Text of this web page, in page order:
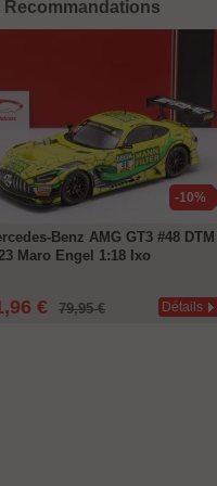
Recommandations
-10%
Benz AMG GT3 #48 DTM
Maro Engel 1:18 Ixo
€ 79,95 € Détails